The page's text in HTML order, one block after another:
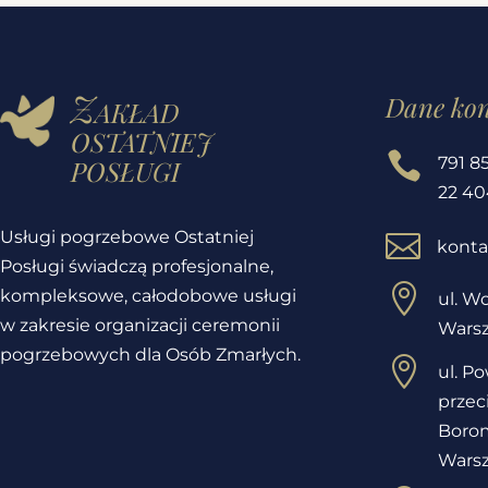
Zakład
ostatniej
posługi
Usługi pogrzebowe Ostatniej
Posługi świadczą profesjonalne,
kompleksowe, całodobowe usługi
w zakresie organizacji ceremonii
pogrzebowych dla Osób Zmarłych.
Dane

791
22


ul.

ul.